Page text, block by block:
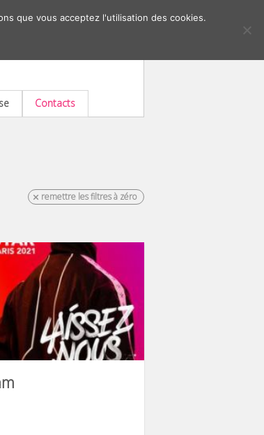
Contacts
remettre les filtres à zéro
que vous acceptez l'utilisation des cookies.